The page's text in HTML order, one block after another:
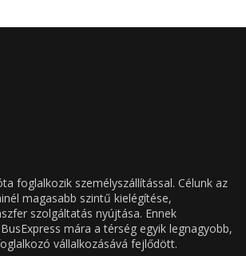
foglalkozik személyszállítással. Célunk az
magasabb szintű kielégítése,
szolgáltatás nyújtása. Ennek
mára a térség egyik legnagyobb,
vállalkozásává fejlődött.